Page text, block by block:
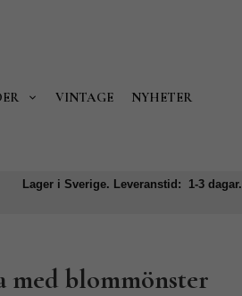
VINTAGE NYHETER
Lager i Sverige. Leveranstid: 1-3
med blommönster